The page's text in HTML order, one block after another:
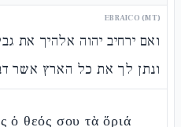
EBRAICO (MT)
ואם ירחיב יהוה אלהיך את
ונתן לך את כל הארץ אשר
ὁ θεός σου τὰ ὅριά